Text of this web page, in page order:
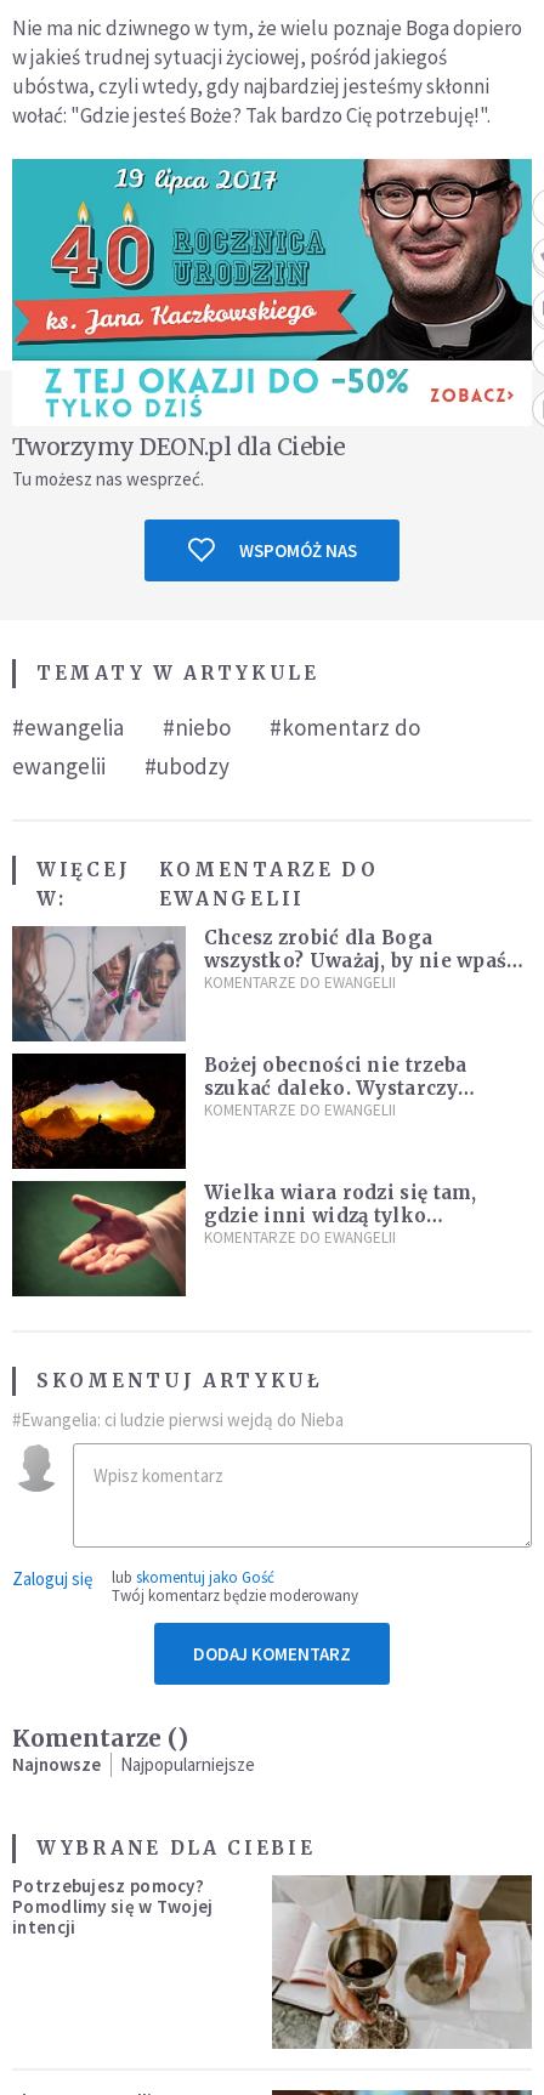
Nie ma nic dziwnego w tym, że wielu poznaje Boga dopiero
w jakieś trudnej sytuacji życiowej, pośród jakiegoś
ubóstwa, czyli wtedy, gdy najbardziej jesteśmy skłonni
wołać: "Gdzie jesteś Boże? Tak bardzo Cię potrzebuję!".
Tworzymy DEON.pl dla Ciebie
Tu możesz nas wesprzeć.
WSPOMÓŻ NAS
TEMATY W ARTYKULE
#ewangelia #niebo
#komentarz do
ewangelii
#ubodzy
WIĘCEJ
W:
KOMENTARZE DO
EWANGELII
Chcesz zrobić dla Boga
wszystko? Uważaj, by nie wpaść
w groźną pułapkę
KOMENTARZE DO EWANGELII
Bożej obecności nie trzeba
szukać daleko. Wystarczy
nauczyć się słuchać
KOMENTARZE DO EWANGELII
Wielka wiara rodzi się tam,
gdzie inni widzą tylko
przeszkody
KOMENTARZE DO EWANGELII
SKOMENTUJ ARTYKUŁ
#Ewangelia: ci ludzie pierwsi wejdą do Nieba
Zaloguj się lub skomentuj jako Gość
Twój komentarz będzie moderowany
DODAJ KOMENTARZ
Komentarze ()
Najnowsze Najpopularniejsze
WYBRANE DLA CIEBIE
Potrzebujesz pomocy?
Pomodlimy się w Twojej
intencji